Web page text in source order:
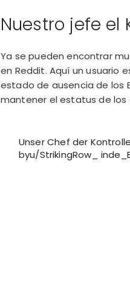
Nuestro jefe el
Ya se pueden encontrar
en Reddit. Aquí un usuario
estado de ausencia de los
mantener el estatus de los
Unser Chef der
byu/StrikingRow_ in